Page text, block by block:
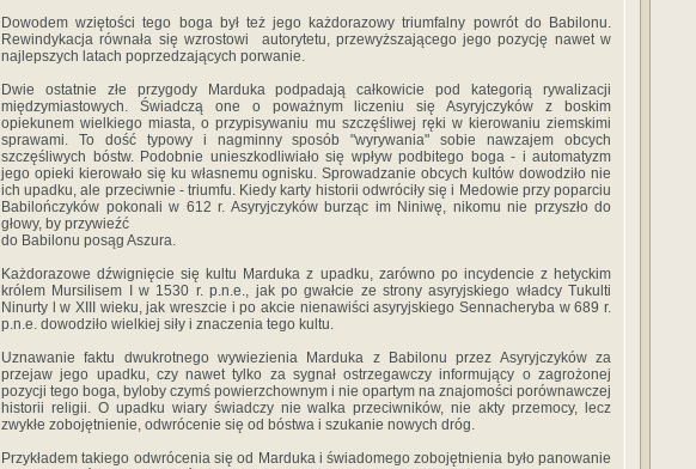
Dowodem wziętości tego boga był też jego każdorazowy triumfalny powrót do Babilonu.
Rewindykacja równała się wzrostowi autorytetu, przewyższającego jego pozycję nawet w
najlepszych latach poprzedzających porwanie.
Dwie ostatnie złe przygody Marduka podpadają całkowicie pod kategorią rywalizacji
międzymiastowych. Świadczą one o poważnym liczeniu się Asyryjczyków z boskim
opiekunem wielkiego miasta, o przypisywaniu mu szczęśliwej ręki w kierowaniu ziemskimi
sprawami. To dość typowy i nagminny sposób "wyrywania" sobie nawzajem obcych
szczęśliwych bóstw. Podobnie unieszkodliwiało się wpływ podbitego boga - i automatyzm
jego opieki kierowało się ku własnemu ognisku. Sprowadzanie obcych kultów dowodziło nie
ich upadku, ale przeciwnie - triumfu. Kiedy karty historii odwróciły się i Medowie przy poparciu
Babilończyków pokonali w 612 r. Asyryjczyków burząc im Niniwę, nikomu nie przyszło do
głowy, by przywieźć
do Babilonu posąg Aszura.
Każdorazowe dźwignięcie się kultu Marduka z upadku, zarówno po incydencie z hetyckim
królem Mursilisem I w 1530 r. p.n.e., jak po gwałcie ze strony asyryjskiego władcy Tukulti
Ninurty l w XIII wieku, jak wreszcie i po akcie nienawiści asyryjskiego Sennacheryba w 689 r.
p.n.e. dowodziło wielkiej siły i znaczenia tego kultu.
Uznawanie faktu dwukrotnego wywiezienia Marduka z Babilonu przez Asyryjczyków za
przejaw jego upadku, czy nawet tylko za sygnał ostrzegawczy informujący o zagrożonej
pozycji tego boga, byloby czymś powierzchownym i nie opartym na znajomości porównawczej
historii religii. O upadku wiary świadczy nie walka przeciwników, nie akty przemocy, lecz
zwykłe zobojętnienie, odwrócenie się od bóstwa i szukanie nowych dróg.
Przykładem takiego odwrócenia się od Marduka i świadomego zobojętnienia było panowanie